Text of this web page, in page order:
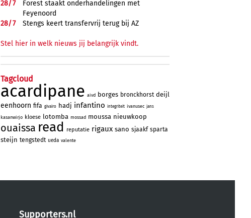
28/7
Forest staakt onderhandelingen met
Feyenoord
28/7 Stengs keert transfervrij terug bij AZ
Stel hier in welk nieuws jij belangrijk vindt.
Tagcloud
acardipane aivd borges bronckhorst deijl
eenhoorn fifa givairo hadj infantino integriteit ivanusec jans
kasanwirjo kloese lotomba mossad moussa nieuwkoop
ouaissa read reputatie rigaux sano sjaakf sparta
steijn tengstedt ueda valente
Supporters.nl